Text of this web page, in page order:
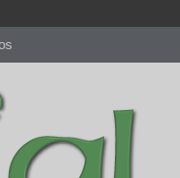
for women.